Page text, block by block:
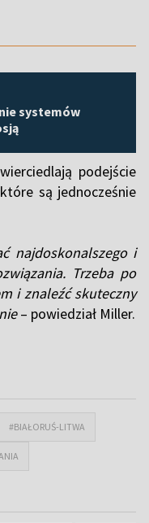
systemów
podejście
są jednocześnie
najdoskonalszego i
Trzeba po
i znaleźć skuteczny
– powiedział Miller.
#BIAŁORUŚ-LITWA